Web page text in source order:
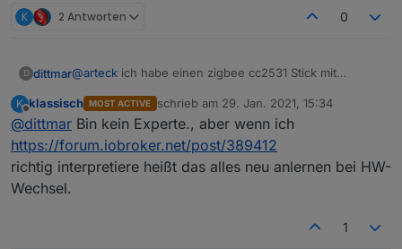
K 2 Antworten 0
D dittmar@arteck ich habe einen zigbee cc2531 Stick mit
docker auf synology.
ttyASCM0 ist durchgereicht und läuft gut.
Kann ich den neuen Stick hier einfach gegen den alten
ersetzen?
K
Offline
klassisch MOST ACTIVE schrieb am 29. Jan. 2021, 15:34
zuletzt editiert von
@dittmar Bin kein Experte., aber wenn ich
https://forum.iobroker.net/post/389412
richtig interpretiere heißt das alles neu anlernen bei HW-
Wechsel.
1